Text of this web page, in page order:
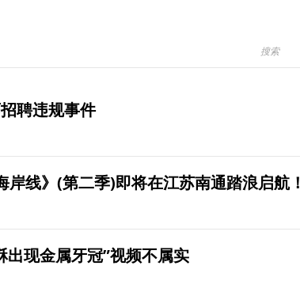
聘违规事件
线》(第二季)即将在江苏南通踏浪启航！
出现金属牙冠”视频不属实